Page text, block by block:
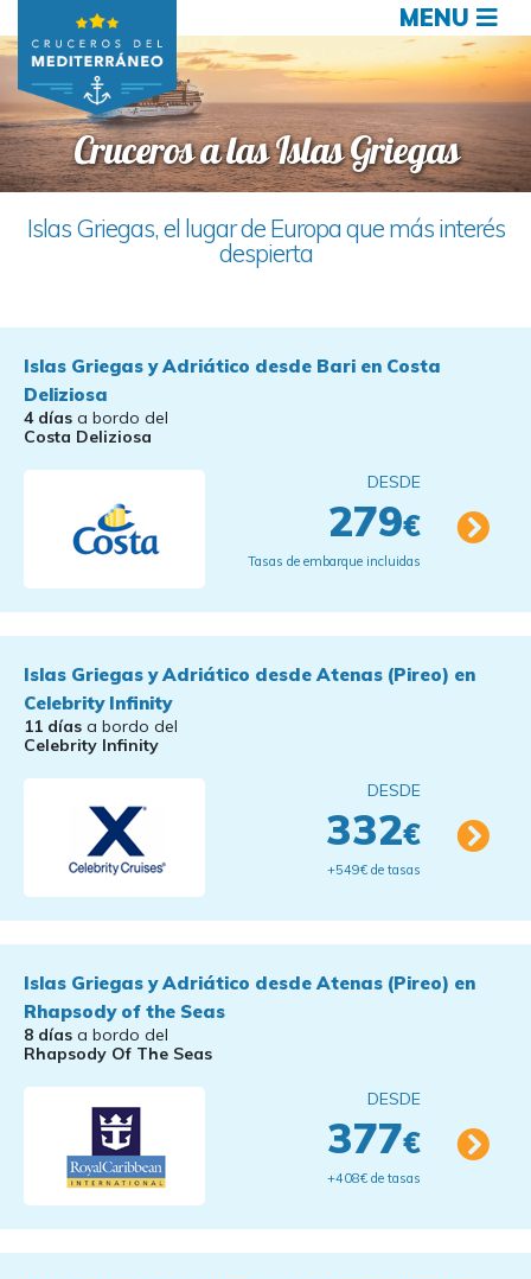
MENU
Cruceros a las Islas Griegas
Islas Griegas, el lugar de Europa que más interés
despierta
Islas Griegas y Adriático desde Bari en Costa
Deliziosa
4 días a bordo del
Costa Deliziosa
DESDE
279€
Tasas de embarque incluidas
Islas Griegas y Adriático desde Atenas (Pireo) en
Celebrity Infinity
11 días a bordo del
Celebrity Infinity
DESDE
332€
+549€ de tasas
Islas Griegas y Adriático desde Atenas (Pireo) en
Rhapsody of the Seas
8 días a bordo del
Rhapsody Of The Seas
DESDE
377€
+408€ de tasas